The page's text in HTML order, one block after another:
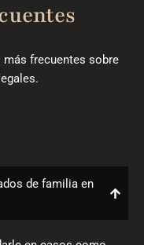
frecuentes sobre
de familia en